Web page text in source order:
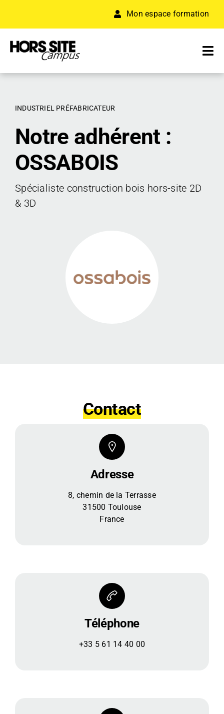
contenu
Mon espace formation
RÉSEAU D’ENTREPRISES
ACCÉLÉRATEUR
RESSOURCES
INDUSTRIEL PRÉFABRICATEUR
Notre adhérent :
OSSABOIS
Spécialiste construction bois hors-site 2D
& 3D
Contact
Adresse
8, chemin de la Terrasse
31500 Toulouse
France
Téléphone
+33 5 61 14 40 00